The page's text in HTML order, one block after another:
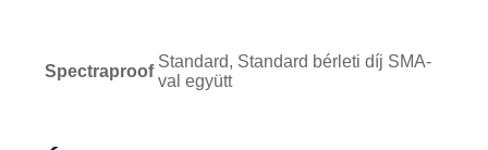
Spectraproof
Standard, Standard bérleti díj SMA-
val együtt